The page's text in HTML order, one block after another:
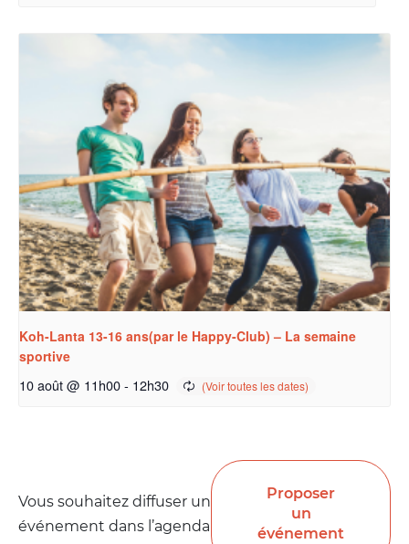
Koh-Lanta 13-16 ans(par le Happy-Club) – La semaine
sportive
10 août @ 11h00- 12h30
Vous souhaitez diffuser un
événement dans l’agenda
Proposer
un
événement